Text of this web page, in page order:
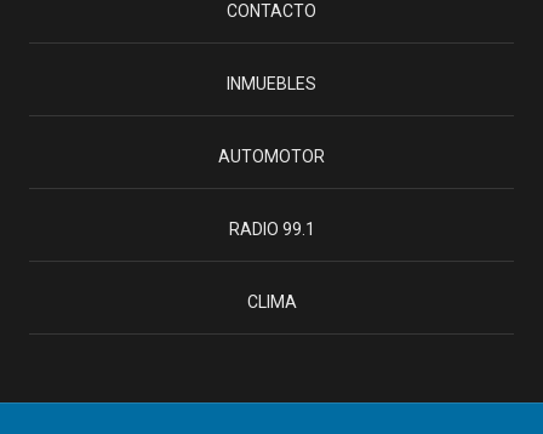
CONTACTO
INMUEBLES
AUTOMOTOR
RADIO 99.1
CLIMA